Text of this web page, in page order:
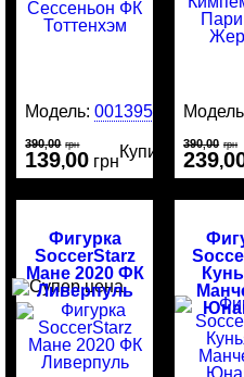
Модель:0013951
390,00 грн
139,00 грн
Купить 390,00 грн
239,
Фигурка
SoccerStarz
Мане 2020 ФК
Ливерпуль